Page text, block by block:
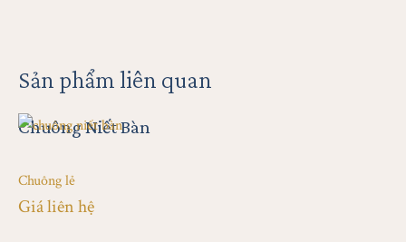
Sản phẩm liên quan
Chuông Niết Bàn
Chuông lẻ
Giá liên hệ